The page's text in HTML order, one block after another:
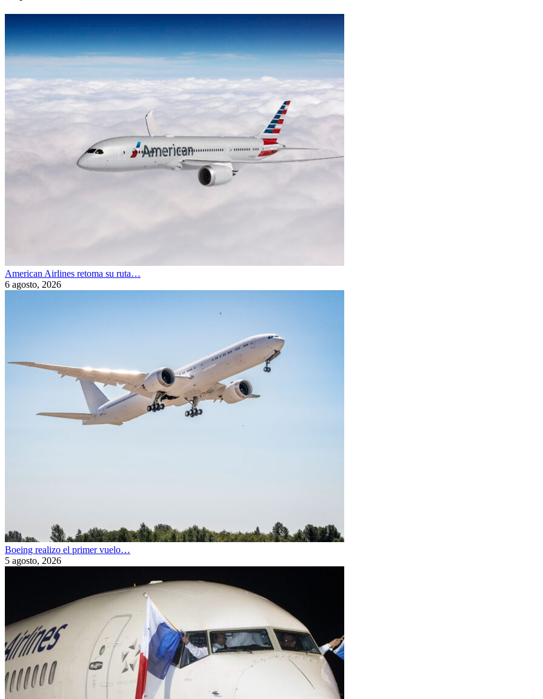
American Airlines retoma su ruta…
6 agosto, 2026
Boeing realizo el primer vuelo…
5 agosto, 2026